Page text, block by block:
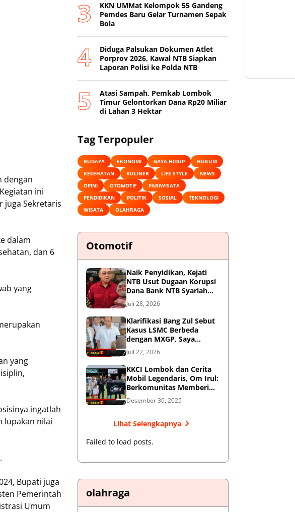
dengan
ini
juga Sekretaris
dalam
dan 6
yang
yang
ingatlah
lupakan nilai
Bupati juga
Pemerintah
Umum
KKN UMMat Kelompok 55 Gandeng
Pemdes Baru Gelar Turnamen Sepak
Bola
Diduga Palsukan Dokumen Atlet
Porprov 2026, Kawal NTB Siapkan
Laporan Polisi ke Polda NTB
Atasi Sampah, Pemkab Lombok
Timur Gelontorkan Dana Rp20 Miliar
di Lahan 3 Hektar
Tag Terpopuler
BUDAYA EKONOMI GAYA HIDUP
HUKUM
KESEHATAN
KULINER LIFE STYLE
NEWS
OPINI
OTOMOTIF
PARIWISATA
PENDIDIKAN
POLITIK SOSIAL
TEKNOLOGI
WISATA
OLAHRAGA
Otomotif
Naik Penyidikan, Kejati
NTB Usut Dugaan Korupsi
Dana Bank NTB Syariah
untuk MXGP 2023
Juli 28, 2026
Klarifikasi Bang Zul Sebut
Kasus LSMC Berbeda
dengan MXGP, Saya
Dipanggil Sebagai Saksi
Juli 22, 2026
KKCI Lombok dan Cerita
Mobil Legendaris, Om Irul:
Berkomunitas Memberi
Manfaat dan Membangun
Imej Positif
Desember 30, 2025
Lihat Selengkapnya
Failed to load posts.
olahraga